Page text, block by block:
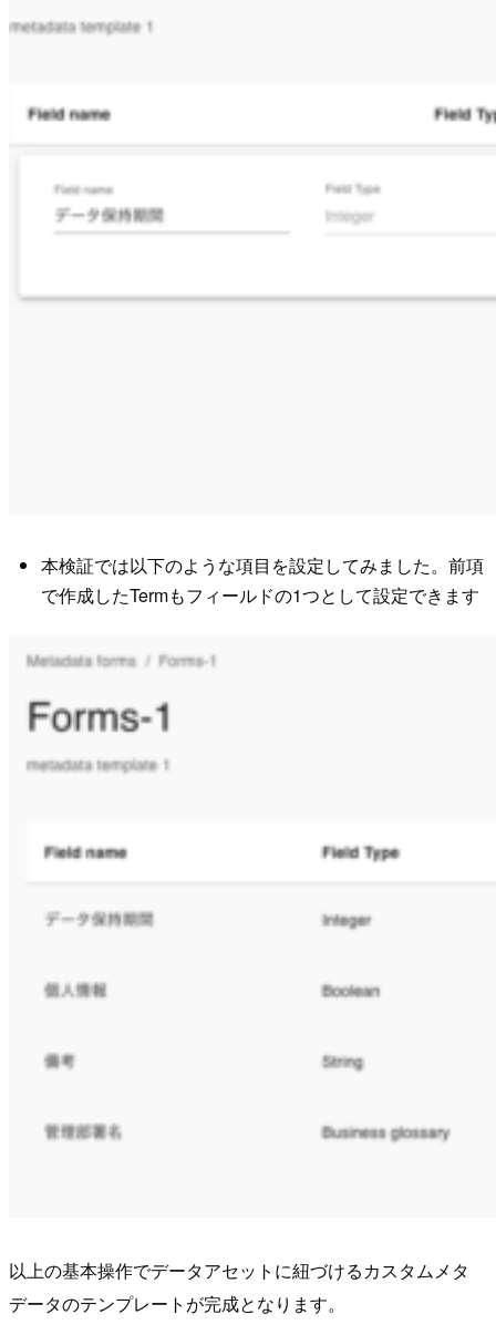
本検証では以下のような項目を設定してみました。前項
で作成したTermもフィールドの1つとして設定できます
以上の基本操作でデータアセットに紐づけるカスタムメタ
データのテンプレートが完成となります。